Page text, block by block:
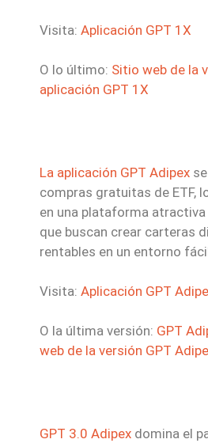
Visita: Aplicación GPT 1X
O lo último: Sitio web de la
aplicación GPT 1X
La aplicación GPT Adipex
compras gratuitas de ETF,
en una plataforma
que buscan crear carteras
rentables en un entorno
Visita: Aplicación GPT
O la última versión: GPT
web de la versión GPT
GPT 3.0 Adipex domina el